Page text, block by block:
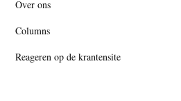
Over ons
Columns
Reageren op de krantensite